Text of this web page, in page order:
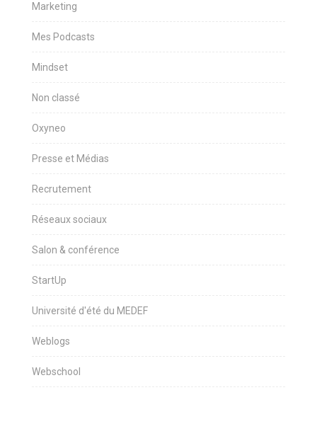
Marketing
Mes Podcasts
Mindset
Non classé
Oxyneo
Presse et Médias
Recrutement
Réseaux sociaux
Salon & conférence
StartUp
Université d'été du MEDEF
Weblogs
Webschool